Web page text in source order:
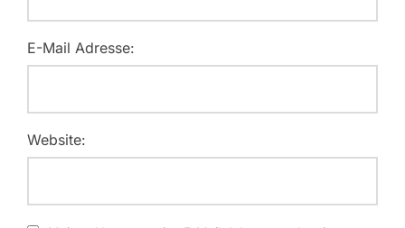
E-Mail Adresse:
Website: